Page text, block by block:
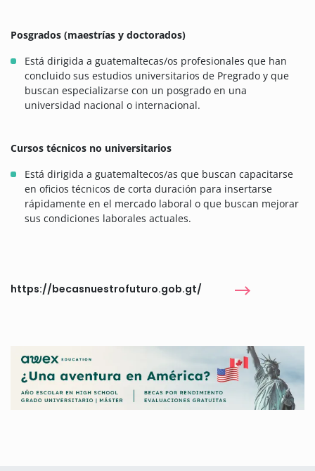
Posgrados (maestrías y doctorados)
Está dirigida a guatemaltecas/os profesionales que han
concluido sus estudios universitarios de Pregrado y que
buscan especializarse con un posgrado en una
universidad nacional o internacional.
Cursos técnicos no universitarios
Está dirigida a guatemaltecos/as que buscan capacitarse
en oficios técnicos de corta duración para insertarse
rápidamente en el mercado laboral o que buscan mejorar
sus condiciones laborales actuales.
https://becasnuestrofuturo.gob.gt/